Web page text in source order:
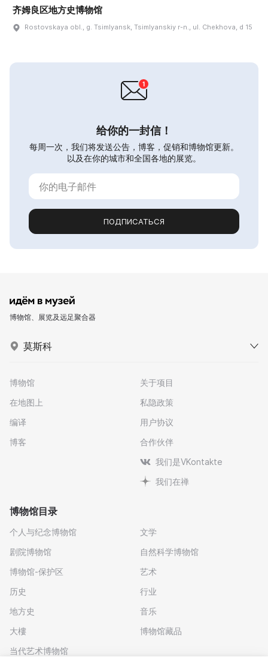
齐姆良区地方史博物馆
Rostovskaya obl., g. Tsimlyansk, Tsimlyanskiy r-n., ul. Chekhova, d 15
给你的一封信！
每周一次，我们将发送公告，博客，促销和博物馆更新。
以及在你的城市和全国各地的展览。
ПОДПИСАТЬСЯ
博物馆、展览及远足聚合器
莫斯科
博物馆
在地图上
编译
博客
关于项目
私隐政策
用户协议
合作伙伴
我们是VKontakte
我们在禅
博物馆目录
个人与纪念博物馆
剧院博物馆
博物馆-保护区
历史
地方史
大樓
当代艺术博物馆
文学
自然科学博物馆
艺术
行业
音乐
博物馆藏品